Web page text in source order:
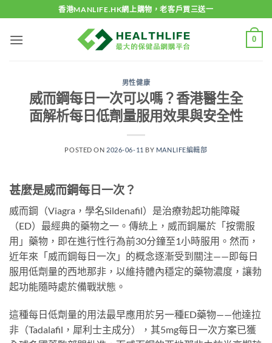
to
content
香港MANLIFE.HK網上購物，老客戶買三送一
0
男性健康
威而鋼每日一次可以嗎？香港醫生全
面解析每日低劑量服用效果與安全性
POSTED ON 2026-06-11 BY MANLIFE編輯部
甚麼是威而鋼每日一次？
威而鋼（Viagra，學名Sildenafil）是治療勃起功能障礙
（ED）最經典的藥物之一。傳統上，威而鋼屬於「按需服
用」藥物，即在進行性行為前30分鐘至1小時服用。然而，
近年來「威而鋼每日一次」的概念逐漸受到關注——即每日
服用低劑量的西地那非，以維持體內穩定的藥物濃度，讓勃
起功能隨時處於備戰狀態。
這種每日低劑量的用法最早應用於另一種ED藥物——他達拉
非（Tadalafil，犀利士主成分），其5mg每日一次方案已獲